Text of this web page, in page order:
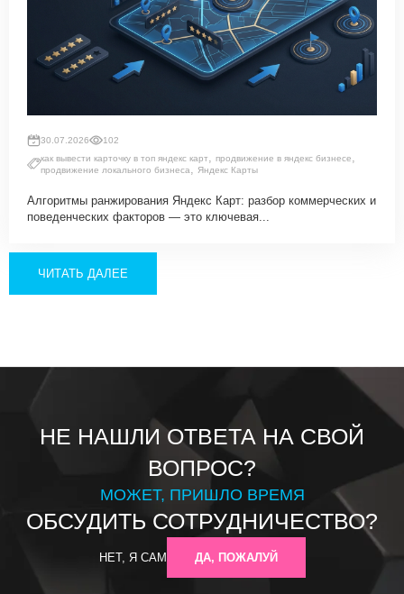
30.07.2026
102
как вывести карточку в топ яндекс карт, продвижение в яндекс бизнесе,
продвижение локального бизнеса, Яндекс Карты
Алгоритмы ранжирования Яндекс Карт: разбор коммерческих и
поведенческих факторов — это ключевая...
ЧИТАТЬ ДАЛЕЕ
НЕ НАШЛИ ОТВЕТА НА СВОЙ
ВОПРОС?
МОЖЕТ, ПРИШЛО ВРЕМЯ
ОБСУДИТЬ СОТРУДНИЧЕСТВО?
НЕТ, Я САМ ДА, ПОЖАЛУЙ